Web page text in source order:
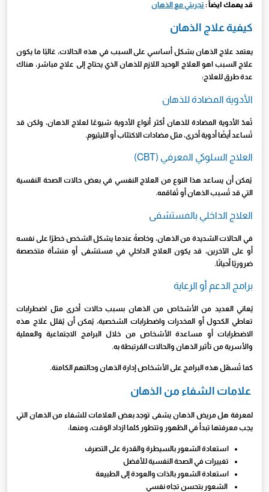
قد يهمك ايضاً : تجربتي مع الذهان
كيفية علاج الذهان
يعتمد علاج الذهان بشكل أساسي على السبب في هذه الحالات، غالبًا ما يكون
علاج السبب اهو العلاج الوحيد اللازم للذهان الذي يحتاج إلى علاج مباشر، هناك
عدة طرق للعلاج:
الأدوية المضادة للذهان
تُعدّ الأدوية المضادة للذهان أكثر أنواع الأدوية شيوعًا لعلاج الذهان، ولكن قد
تُساعد أيضًا أدوية أخرى، مثل مضادات الاكتئاب أو الليثيوم.
العلاج السلوكي المعرفي (CBT)
يُمكن أن يساعد هذا النوع من العلاج النفسي في بعض حالات الصحة النفسية
التي قد تُسبب الذهان أو تُفاقمه.
العلاج الداخلي بالمستشفى
في الحالات الشديدة من الذهان، وخاصةً عندما يشكل الشخص خطرًا على نفسه
أو على الآخرين، قد يكون العلاج الداخلي في مستشفى أو منشأة متخصصة
ضروريًا أحيانًا.
برامج الدعم أو الرعاية
يُعاني العديد من الأشخاص من الذهان بسبب حالات أخرى مثل اضطرابات
تعاطي الكحول أو المخدرات واضطرابات الشخصية، يُمكن أن يُقلل علاج هذه
الاضطرابات أو مساعدة الأشخاص من خلال البرامج الاجتماعية والعملية
والأسرية من تأثير الذهان والحالات المُرتبطة به.
كما تُسهّل هذه البرامج على الأشخاص إدارة الذهان وحالتهم الكامنة.
علامات الشفاء من الذهان
لمعرفة هل مريض الذهان يشفى توجد بعض العلامات للشفاء من الذهان التي
يجب معرفتها تبدأ في الظهور وتتطور كلما ازداد الوقت، ومنها:
استعادة الشعور بالسيطرة والقدرة على التصرف
تغييرات في الصحة النفسية للأفضل
استعادة الشعور بالذات والعودة إلى الطبيعة
الشعور بتحسن تجاه نفسي